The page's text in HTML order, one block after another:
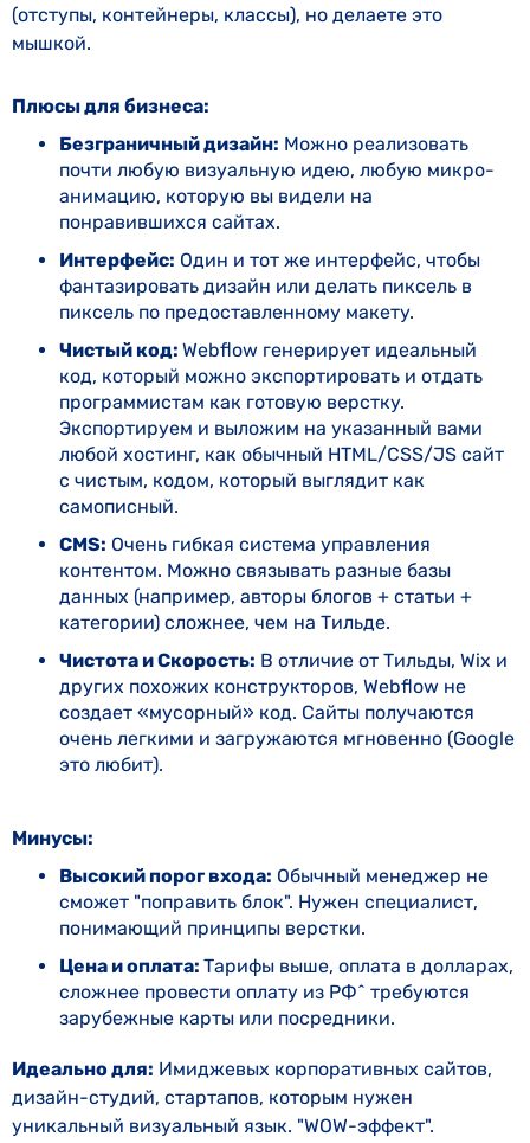
(отступы, контейнеры, классы), но делаете это
мышкой.
Плюсы для бизнеса:
Безграничный дизайн: Можно реализовать
почти любую визуальную идею, любую микро-
анимацию, которую вы видели на
понравившихся сайтах.
Интерфейс: Один и тот же интерфейс, чтобы
фантазировать дизайн или делать пиксель в
пиксель по предоставленному макету.
Чистый код: Webflow генерирует идеальный
код, который можно экспортировать и отдать
программистам как готовую верстку.
Экспортируем и выложим на указанный вами
любой хостинг, как обычный HTML/CSS/JS сайт
с чистым, кодом, который выглядит как
самописный.
CMS: Очень гибкая система управления
контентом. Можно связывать разные базы
данных (например, авторы блогов + статьи +
категории) сложнее, чем на Тильде.
Чистота и Скорость: В отличие от Тильды, Wix и
других похожих конструкторов, Webflow не
создает «мусорный» код. Сайты получаются
очень легкими и загружаются мгновенно (Google
это любит).
Минусы:
Высокий порог входа: Обычный менеджер не
сможет "поправить блок". Нужен специалист,
понимающий принципы верстки.
Цена и оплата: Тарифы выше, оплата в долларах,
сложнее провести оплату из РФ^ требуются
зарубежные карты или посредники.
Идеально для: Имиджевых корпоративных сайтов,
дизайн-студий, стартапов, которым нужен
уникальный визуальный язык. "WOW-эффект".